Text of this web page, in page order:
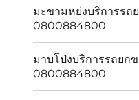
มะขามหย่งบริการรถ
0800884800
มาบโป่งบริการรถยก
0800884800